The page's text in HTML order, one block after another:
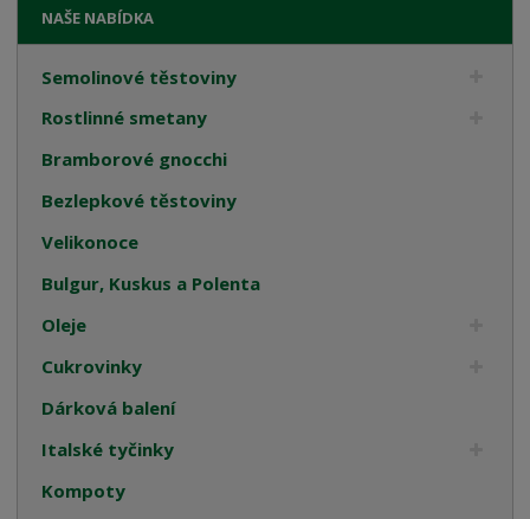
NAŠE NABÍDKA
Semolinové těstoviny
Rostlinné smetany
Bramborové gnocchi
Bezlepkové těstoviny
Velikonoce
Bulgur, Kuskus a Polenta
Oleje
Cukrovinky
Dárková balení
Italské tyčinky
Kompoty